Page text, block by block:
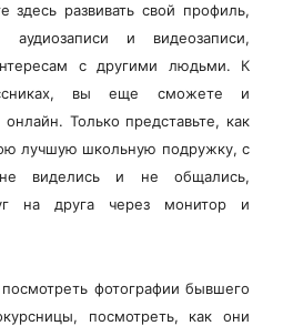
развивать свой профиль,
аудиозаписи и видеозаписи,
с другими людьми. К
вы еще сможете и
Только представьте, как
лучшую школьную подружку, с
виделись и не общались,
на друга через монитор и
фотографии бывшего
посмотреть, как они